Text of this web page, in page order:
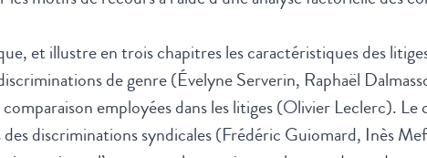
et illustre en trois chapitres les caractéristiques des
de genre (Évelyne Serverin, Raphaël
comparaison employées dans les litiges (Olivier Leclerc). Le
discriminations syndicales (Frédéric Guiomard, Inès